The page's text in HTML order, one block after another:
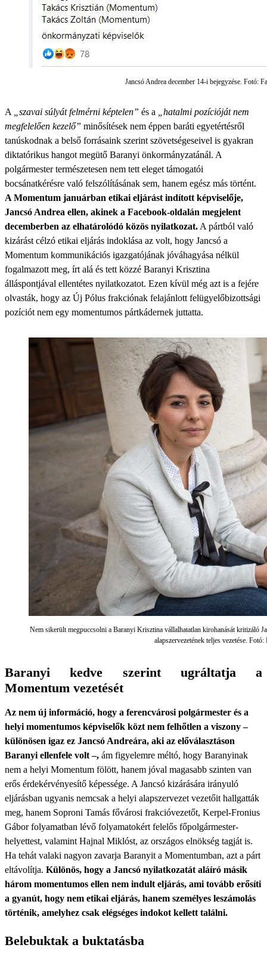
Jancsó Andrea december 14-i bejegyzése. Fotó:
A „szavai súlyát felmérni képtelen” és a
„hatalmi pozícióját nem
megfelelően kezelő” minősítések nem éppen baráti egyetértésről
tanúskodnak a belső forrásaink szerint szövetségeseivel is gyakran
diktatórikus hangot megütő Baranyi önkormányzatánál. A
polgármester természetesen nem tett eleget támogatói
bocsánatkérésre való felszólításának sem, hanem egész más történt.
A Momentum januárban etikai eljárást indított képviselője,
Jancsó Andrea ellen, akinek a Facebook-oldalán megjelent
decemberben az elhatárolódó közös nyilatkozat. A pártból való
kizárást célzó etikai eljárás indoklása az volt, hogy Jancsó a
Momentum kommunikációs igazgatójának jóváhagyása nélkül
fogalmazott meg, írt alá és tett közzé Baranyi Krisztina
álláspontjával ellentétes nyilatkozatot. Ezen kívül még azt is a fejére
olvasták, hogy az Új Pólus frakciónak felajánlott felügyelőbizottsági
pozíciót nem egy momentumos pártkádernek juttatta.
Nem sikerült megpuccsolni a Baranyi Krisztina vállalhatatlan kirohanását kritizáló
alapszervezetének teljes vezetése.
Baranyi kedve szerint ugráltatja a
Momentum vezetését
Az nem új információ, hogy a ferencvárosi polgármester és a
helyi momentumos képviselők közt nem felhőtlen a viszony –
különösen igaz ez Jancsó Andreára, aki az előválasztáson
Baranyi ellenfele volt –, ám figyelemre méltó, hogy Baranyinak
nem a helyi Momentum fölött, hanem jóval magasabb szinten van
erős érdekérvényesítő képessége. A Jancsó kizárására irányuló
eljárásban ugyanis nemcsak a helyi alapszervezet vezetőit hallgatták
meg, hanem Soproni Tamás fővárosi frakcióvezetőt, Kerpel-Fronius
Gábor folyamatban lévő folyamatokért felelős főpolgármester-
helyettest, valamint Hajnal Miklóst, az országos elnökség tagját is.
Ha tehát valaki nagyon zavarja Baranyit a Momentumban, azt a párt
eltávolítja. Különös, hogy a Jancsó nyilatkozatát aláíró másik
három momentumos ellen nem indult eljárás, ami tovább erősíti
a gyanút, hogy nem etikai eljárás, hanem személyes leszámolás
történik, amelyhez csak elégséges indokot kellett találni.
Belebuktak a buktatásba